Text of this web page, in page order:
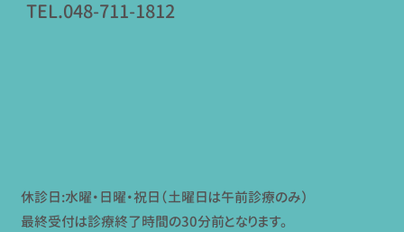
休診日:水曜・日曜・祝日（土曜日は午前診療のみ）
最終受付は診療終了時間の30分前となります。
TEL.048-711-1812